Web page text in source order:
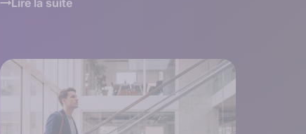
Lire la suite